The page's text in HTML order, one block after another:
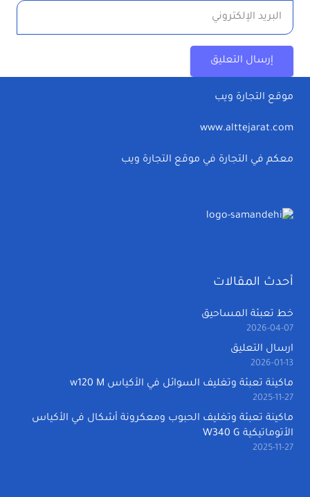
إرسال التعليق
موقع التجارة ويب
www.alttejarat.com
معكم في التجارة في موقع التجارة ويب
أحدث المقالات
خط تعبئة المساحيق
2026-04-07
ارسال التعليق
2026-01-13
ماكينة تعبئة وتغليف السوائل في الأكياس w120 M
2025-11-27
ماكينة تعبئة وتغليف الحبوب ومعكرونة أشكال في الأكياس
الأتوماتيكية W340 G
2025-11-27